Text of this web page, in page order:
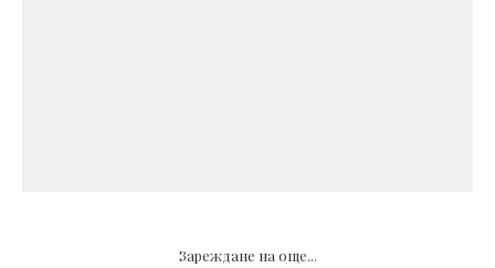
Зареждане на още...